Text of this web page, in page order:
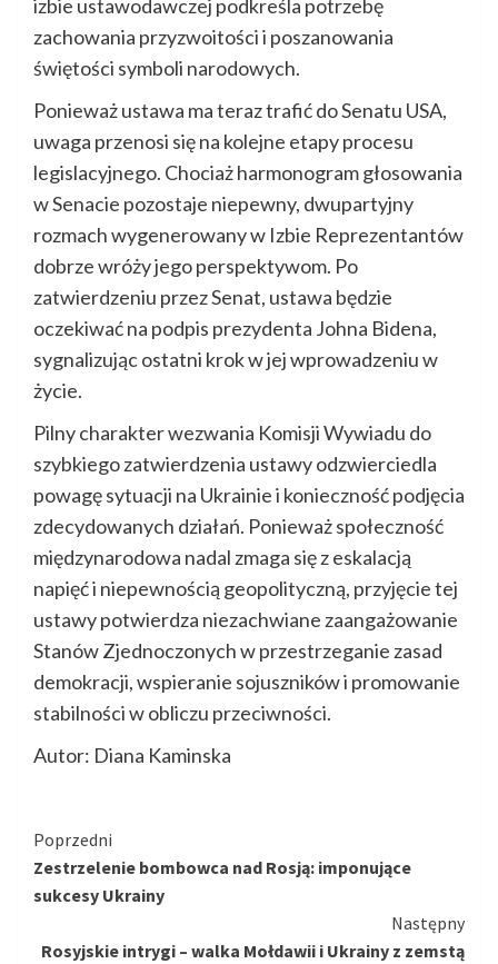
izbie ustawodawczej podkreśla potrzebę
zachowania przyzwoitości i poszanowania
świętości symboli narodowych.
Ponieważ ustawa ma teraz trafić do Senatu USA,
uwaga przenosi się na kolejne etapy procesu
legislacyjnego. Chociaż harmonogram głosowania
w Senacie pozostaje niepewny, dwupartyjny
rozmach wygenerowany w Izbie Reprezentantów
dobrze wróży jego perspektywom. Po
zatwierdzeniu przez Senat, ustawa będzie
oczekiwać na podpis prezydenta Johna Bidena,
sygnalizując ostatni krok w jej wprowadzeniu w
życie.
Pilny charakter wezwania Komisji Wywiadu do
szybkiego zatwierdzenia ustawy odzwierciedla
powagę sytuacji na Ukrainie i konieczność podjęcia
zdecydowanych działań. Ponieważ społeczność
międzynarodowa nadal zmaga się z eskalacją
napięć i niepewnością geopolityczną, przyjęcie tej
ustawy potwierdza niezachwiane zaangażowanie
Stanów Zjednoczonych w przestrzeganie zasad
demokracji, wspieranie sojuszników i promowanie
stabilności w obliczu przeciwności.
Autor: Diana Kaminska
Kontynuuj
czytanie
Poprzedni
Zestrzelenie bombowca nad Rosją: imponujące
sukcesy Ukrainy
Następny
Rosyjskie intrygi – walka Mołdawii i Ukrainy z zemstą